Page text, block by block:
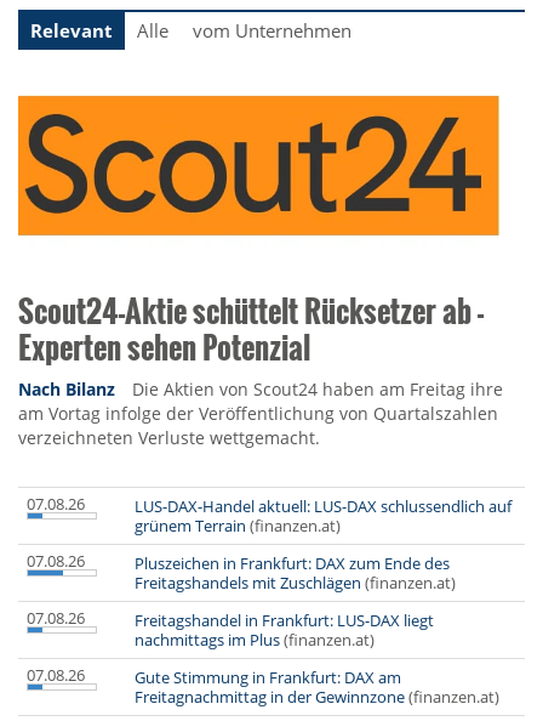
Relevant Alle vom Unternehmen
Scout24-Aktie schüttelt Rücksetzer ab -
Experten sehen Potenzial
Nach Bilanz
Die Aktien von Scout24 haben am Freitag ihre
am Vortag infolge der Veröffentlichung von Quartalszahlen
verzeichneten Verluste wettgemacht.
07.08.26
LUS-DAX-Handel aktuell: LUS-DAX schlussendlich auf
grünem Terrain (finanzen.at)
07.08.26
Pluszeichen in Frankfurt: DAX zum Ende des
Freitagshandels mit Zuschlägen (finanzen.at)
07.08.26
Freitagshandel in Frankfurt: LUS-DAX liegt
nachmittags im Plus(finanzen.at)
07.08.26
Gute Stimmung in Frankfurt: DAX am
Freitagnachmittag in der Gewinnzone(finanzen.at)